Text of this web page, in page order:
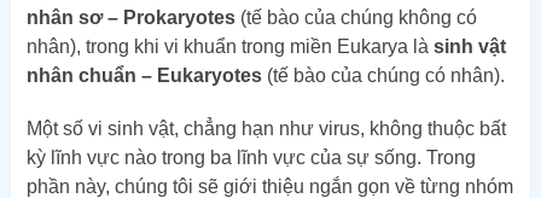
nhân sơ – Prokaryotes(tế bào của chúng không có
nhân), trong khi vi khuẩn trong miền Eukarya là sinh vật
nhân chuẩn – Eukaryotes(tế bào của chúng có nhân).
Một số vi sinh vật, chẳng hạn như virus, không thuộc bất
kỳ lĩnh vực nào trong ba lĩnh vực của sự sống. Trong
phần này, chúng tôi sẽ giới thiệu ngắn gọn về từng nhóm